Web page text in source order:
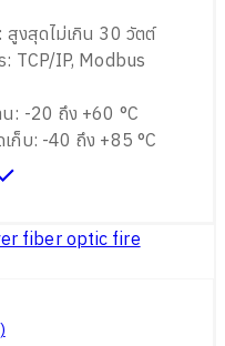
สูงสุดไม่เกิน 30 วัตต์
: TCP/IP, Modbus
: -20 ถึง +60 °C
ก็บ: -40 ถึง +85 °C